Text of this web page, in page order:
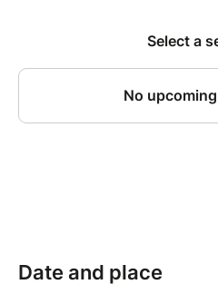
chronométré imposé par le
déconcertante : relier ces 15
construire une seule et
de subir la contrainte, ces
déclenchent des vagues de
Date and place